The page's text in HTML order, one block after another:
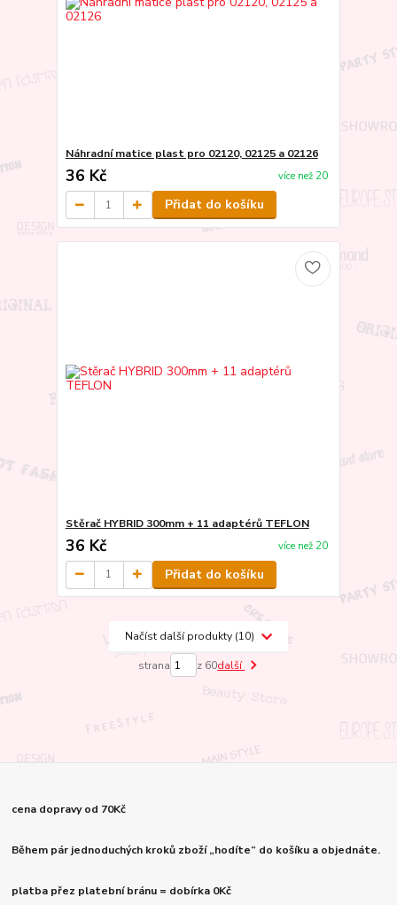
Náhradní matice plast pro 02120, 02125 a 02126
36 Kč více než 20
Přidat do košíku
Stěrač HYBRID 300mm + 11 adaptérů TEFLON
36 Kč více než 20
Přidat do košíku
Načíst další produkty (10)
strana z 60další
cena dopravy od 70Kč
Během pár jednoduchých kroků zboží „hodíte“ do košíku a objednáte.
platba přez platební bránu = dobírka 0Kč